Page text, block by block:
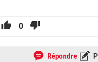
0
Répondre